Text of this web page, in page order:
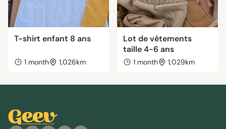
T-shirt enfant 8 ans
1 month 1,026km
Lot de vêtements
taille 4-6 ans
1 month 1,029km